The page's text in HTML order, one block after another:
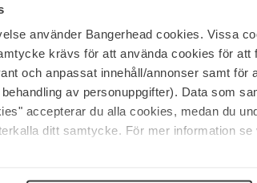
använder Bangerhead cookies. Vissa
krävs för att använda cookies för att
och anpassat innehåll/annonser samt för
av personuppgifter). Data som
accepterar du alla cookies, medan du
ditt samtycke. För mer information
Revlon Professional
Nutri Color
112 zł